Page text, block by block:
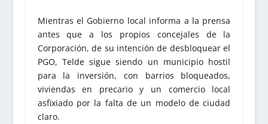
Mientras el Gobierno local informa a la prensa
antes que a los propios concejales de la
Corporación, de su intención de desbloquear el
PGO, Telde sigue siendo un municipio hostil
para la inversión, con barrios bloqueados,
viviendas en precario y un comercio local
asfixiado por la falta de un modelo de ciudad
claro.